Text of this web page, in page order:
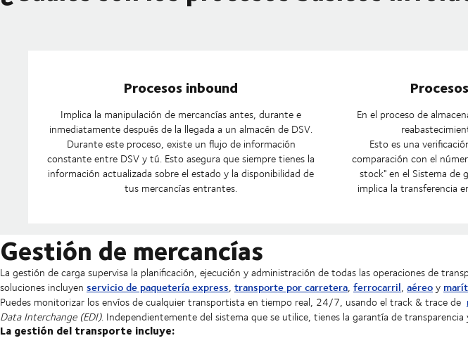
Procesos inbound
Implica la manipulación de mercancías antes, durante e
inmediatamente después de la llegada a un almacén de DSV.
Durante este proceso, existe un flujo de información
constante entre DSV y tú. Esto asegura que siempre tienes la
información actualizada sobre el estado y la disponibilidad de
tus mercancías entrantes.
En el proceso de
Esto es una
comparación con el
stock" en el Sistema de
implica la transferencia
Gestión de mercancías
La gestión de carga supervisa la planificación, ejecución y administración de todas las operaciones de
soluciones incluyen servicio de paquetería express, transporte por carretera, ferrocarril, aéreoy
Puedes monitorizar los envíos de cualquier transportista en tiempo real, 24/7, usando el track & trace de
Data Interchange (EDI). Independientemente del sistema que se utilice, tienes la garantía de transparencia
La gestión del transporte incluye: